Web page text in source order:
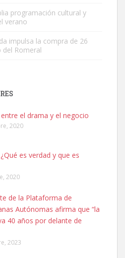
MESA Y LOPEZ
MICROCHIP PERDIDO HOY
ES MUY ASUSTADIZO
programación cultural y
verano
impulsa la compra de 26
del Romeral
el drama y el negocio
2020
es verdad y que es
2020
de la Plataforma de
Autónomas afirma que “la
40 años por delante de
2023